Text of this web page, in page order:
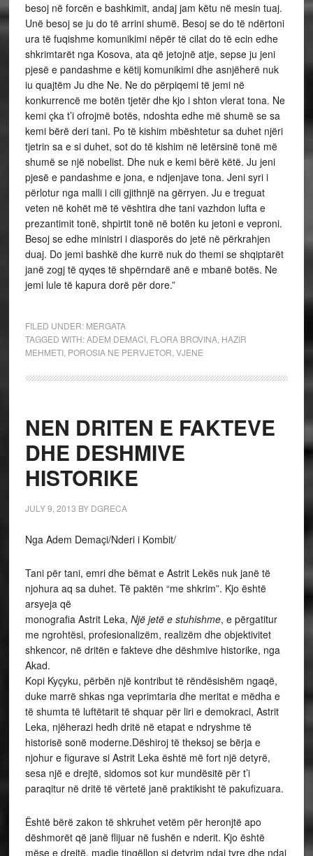
besoj në forcën e bashkimit, andaj jam këtu në mesin tuaj.
Unë besoj se ju do të arrini shumë. Besoj se do të ndërtoni
ura të fuqishme komunikimi nëpër të cilat do të ecin edhe
shkrimtarët nga Kosova, ata që jetojnë atje, sepse ju jeni
pjesë e pandashme e këtij komunikimi dhe asnjëherë nuk
iu quajtëm Ju dhe Ne. Ne do përpiqemi të jemi në
konkurrencë me botën tjetër dhe kjo i shton vlerat tona. Ne
kemi çka t’i ofrojmë botës, ndoshta edhe më shumë se sa
kemi bërë deri tani. Po të kishim mbështetur sa duhet njëri
tjetrin sa e si duhet, sot do të kishim në letërsinë tonë më
shumë se një nobelist. Dhe nuk e kemi bërë këtë. Ju jeni
pjesë e pandashme e jona, e ndjenjave tona. Jeni syri i
përlotur nga malli i cili gjithnjë na gërryen. Ju e treguat
veten në kohët më të vështira dhe tani vazhdon lufta e
prezantimit tonë, shpirtit tonë në botën ku jetoni e veproni.
Besoj se edhe ministri i diasporës do jetë në përkrahjen
duaj. Do jemi bashkë dhe kurrë nuk do themi se shqiptarët
janë zogj të qyqes të shpërndarë anë e mbanë botës. Ne
jemi lule të kapura dorë për dore.”
FILED UNDER: MERGATA
TAGGED WITH:ADEM DEMACI, FLORA BROVINA, HAZIR
MEHMETI, POROSIA NE PERVJETOR VJENE
NEN DRITEN E FAKTEVE
DHE DESHMIVE
HISTORIKE
JULY 9, 2013 BY DGRECA
Nga Adem Demaçi/Nderi i Kombit/
Tani për tani, emri dhe bëmat e Astrit Lekës nuk janë të
njohura aq sa duhet. Të paktën “me shkrim”. Kjo është
arsyeja që
monografia Astrit Leka, Një jetë e stuhishme, e përgatitur
me ngrohtësi, profesionalizëm, realizëm dhe objektivitet
shkencor, në dritën e fakteve dhe dëshmive historike, nga
Akad.
Kopi Kyçyku, përbën një kontribut të rëndësishëm ngaqë,
duke marrë shkas nga veprimtaria dhe meritat e mëdha e
të shumta të luftëtarit të shquar për liri e demokraci, Astrit
Leka, njëherazi hedh dritë në etapat e ndryshme të
historisë sonë moderne.Dëshiroj të theksoj se bërja e
njohur e figurave si Astrit Leka është më fort një detyrë,
sesa një e drejtë, sidomos sot kur mundësitë për t’i
paraqitur në dritë të vërtetë janë praktikisht të pakufizuara.
Është bërë zakon të shkruhet vetëm për heronjtë apo
dëshmorët që janë flijuar në fushën e nderit. Kjo është
mëse e drejtë, madje tingëllon si detyrim ndaj tyre dhe ndaj